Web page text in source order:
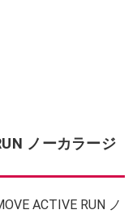
ノーカラージ
ACTIVE RUN ノ